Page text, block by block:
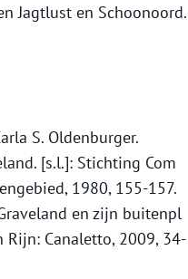
Jagtlust en Schoonoord.
S. Oldenburger.
[s.l.]: Stichting Com
1980, 155-157.
en zijn buitenpl
Rijn: Canaletto, 2009, 34-